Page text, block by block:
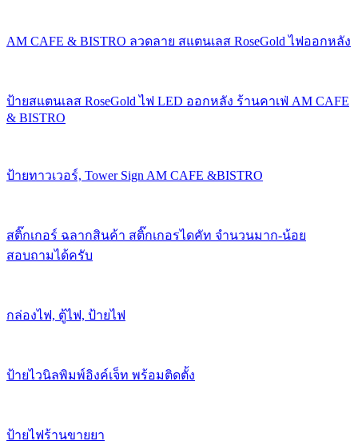
AM CAFE & BISTRO ลวดลาย สแตนเลส RoseGold ไฟออกหลัง
ป้ายสแตนเลส RoseGold ไฟ LED ออกหลัง ร้านคาเฟ่ AM CAFE
& BISTRO
ป้ายทาวเวอร์, Tower Sign AM CAFE &BISTRO
สติ๊กเกอร์ ฉลากสินค้า สติ๊กเกอรไดคัท จำนวนมาก-น้อย
สอบถามได้ครับ
กล่องไฟ, ตู้ไฟ, ป้ายไฟ
ป้ายไวนิลพิมพ์อิงค์เจ็ท พร้อมติดตั้ง
ป้ายไฟร้านขายยา